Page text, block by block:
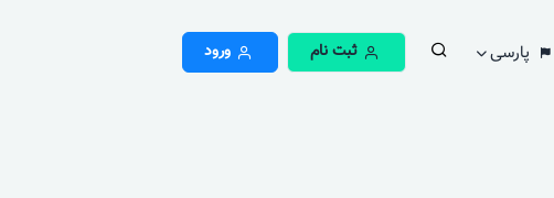
پارسی ثبت نام ورود